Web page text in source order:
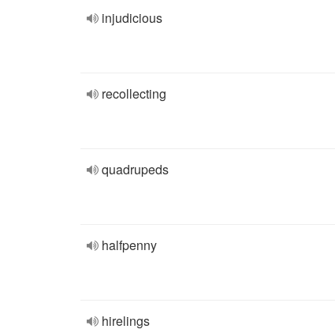
injudicious
recollecting
quadrupeds
halfpenny
hirelings